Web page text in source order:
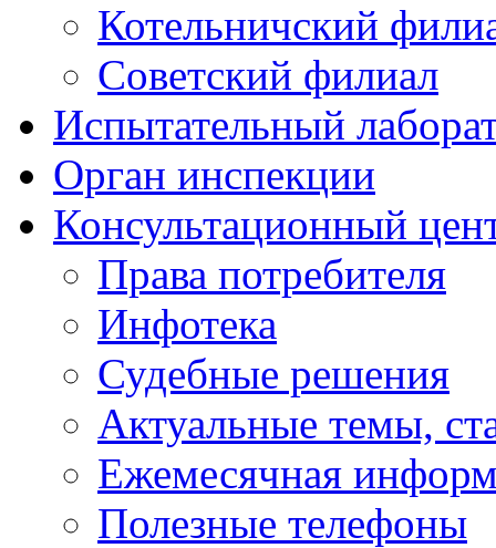
Котельничский
Советский филиал
Испытательный
Орган инспекции
Консультационный
Права потребителя
Инфотека
Судебные решения
Актуальные темы,
Ежемесячная
Полезные телефоны